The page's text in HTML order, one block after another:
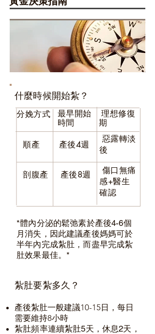
什麼時候開始紮？
分娩方式
最早開始
時間
理想修復
期
產後4週
順產
惡露轉淡
後
剖腹產 產後8週
傷口無痛
感+醫生
確認
*體內分泌的鬆弛素於產後4-6個
月消失，因此建議產後媽媽可於
半年內完成紮肚，而盡早完成紮
肚效果最佳。*
紮肚要紮多久？
產後紮肚一般建議10-15日，每日
需要維持8小時
紮肚頻率連續紮肚5天，休息2天，